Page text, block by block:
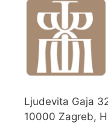
Ljudevita Gaja
10000 Zagreb,